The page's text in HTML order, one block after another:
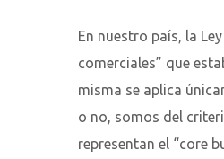
En nuestro país, la
comerciales” que
misma se aplica
o no, somos del
representan el “core